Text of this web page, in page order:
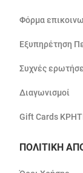
Φόρμα
Εξυπηρέτηση
Συχνές
Διαγωνισμοί
Gift Cards
ΠΟΛΙΤΙΚΗ